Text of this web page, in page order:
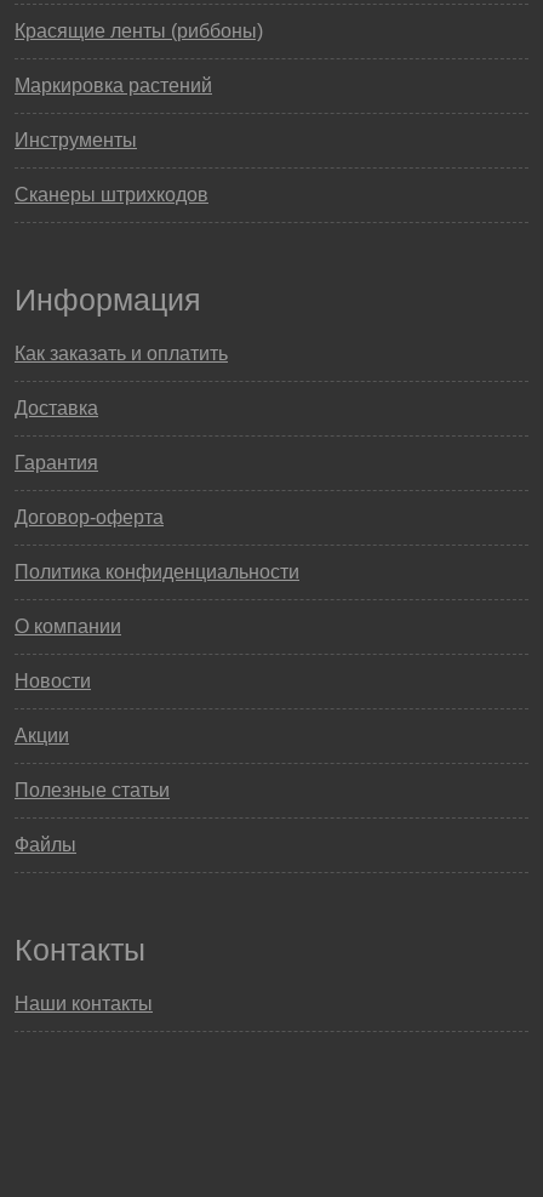
Красящие ленты (риббоны)
Маркировка растений
Инструменты
Сканеры штрихкодов
Информация
Как заказать и оплатить
Доставка
Гарантия
Договор-оферта
Политика конфиденциальности
О компании
Новости
Акции
Полезные статьи
Файлы
Контакты
Наши контакты